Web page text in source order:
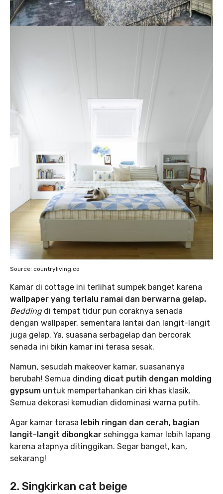
Source: countryliving.co
Kamar di cottage ini terlihat sumpek banget karena
wallpaper yang terlalu ramai dan berwarna gelap.
Bedding di tempat tidur pun coraknya senada
dengan wallpaper, sementara lantai dan langit-langit
juga gelap. Ya, suasana serbagelap dan bercorak
senada ini bikin kamar ini terasa sesak.
Namun, sesudah makeover kamar, suasananya
berubah! Semua dinding dicat putih dengan molding
gypsum untuk mempertahankan ciri khas klasik.
Semua dekorasi kemudian didominasi warna putih.
Agar kamar terasa lebih ringan dan cerah, bagian
langit-langit dibongkar sehingga kamar lebih lapang
karena atapnya ditinggikan. Segar banget, kan,
sekarang!
2. Singkirkan cat beige